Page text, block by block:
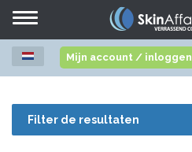
Toggle
Mijn account / inloggen
Filter de resultaten